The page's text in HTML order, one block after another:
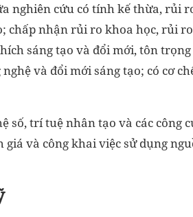
nghiên cứu có tính kế thừa, rủi
chấp nhận rủi ro khoa học, rủi
sáng tạo và đổi mới, tôn
và đổi mới sáng tạo; có cơ
số, trí tuệ nhân tạo và các công
giá và công khai việc sử dụng